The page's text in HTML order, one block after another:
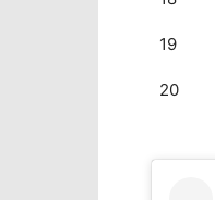
19
20